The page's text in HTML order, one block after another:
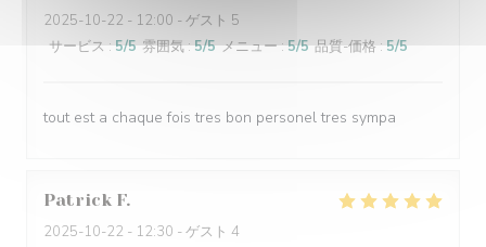
2025-10-22 - 12:00 - ゲスト 5
サービス:5/5 雰囲気:5/5 メニュー:5/5 品質-価格:5/5
tout est a chaque fois tres bon personel tres sympa
Patrick F
2025-10-22 - 12:30 - ゲスト 4